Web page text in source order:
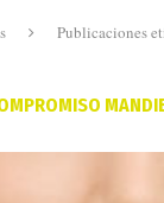
Publicaciones